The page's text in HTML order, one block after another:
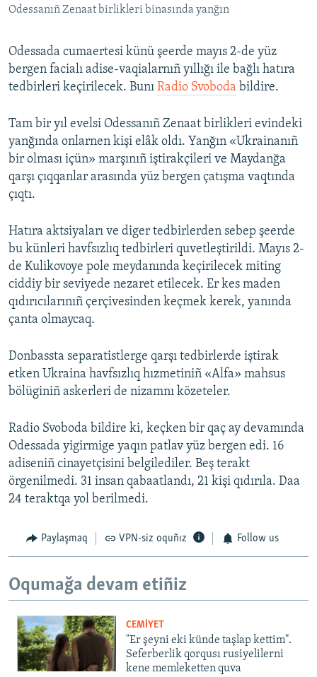
QOŞULIÑIZ!
RFE/RS bütün saytları
Odessanıñ Zenaat birlikleri binasında yanğın
Odessada cumaertesi künü şeerde mayıs 2-de yüz
bergen facialı adise-vaqialarnıñ yıllığı ile bağlı hatıra
tedbirleri keçirilecek. Bunı Radio Svoboda bildire.
Tam bir yıl evelsi Odessanıñ Zenaat birlikleri evindeki
yanğında onlarnen kişi elâk oldı. Yanğın «Ukrainanıñ
bir olması içün» marşınıñ iştirakçileri ve Maydanğa
qarşı çıqqanlar arasında yüz bergen çatışma vaqtında
çıqtı.
Hatıra aktsiyaları ve diger tedbirlerden sebep şeerde
bu künleri havfsızlıq tedbirleri quvetleştirildi. Mayıs 2-
de Kulikovoye pole meydanında keçirilecek miting
ciddiy bir seviyede nezaret etilecek. Er kes maden
qıdırıcılarınıñ çerçivesinden keçmek kerek, yanında
çanta olmaycaq.
Donbassta separatistlerge qarşı tedbirlerde iştirak
etken Ukraina havfsızlıq hızmetiniñ «Alfa» mahsus
bölüginiñ askerleri de nizamnı közeteler.
Radio Svoboda bildire ki, keçken bir qaç ay devamında
Odessada yigirmige yaqın patlav yüz bergen edi. 16
adiseniñ cinayetçisini belgilediler. Beş terakt
örgenilmedi. 31 insan qabaatlandı, 21 kişi qıdırıla. Daa
24 teraktqa yol berilmedi.
Paylaşmaq VPN-siz oquñız Follow us
Oqumağa devam etiñiz
CEMİYET
"Er şeyni eki künde taşlap kettim".
Seferberlik qorqusı rusiyelilerni
kene memleketten quva